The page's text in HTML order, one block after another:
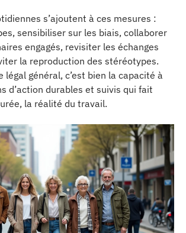
s’ajoutent à ces mesures :
sensibiliser sur les biais, collaborer
engagés, revisiter les échanges
la reproduction des stéréotypes.
légal général, c’est bien la capacité à
d’action durables et suivis qui fait
la réalité du travail.